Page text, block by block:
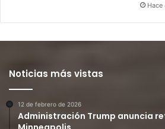
Hace
Noticias más vistas
12 de febrero de 2026
Administración Trump anuncia